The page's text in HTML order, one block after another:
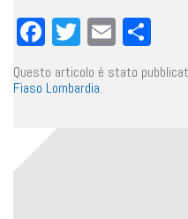
Facebook
Twitter
Email
Questo articolo è stato
Fiaso Lombardia.